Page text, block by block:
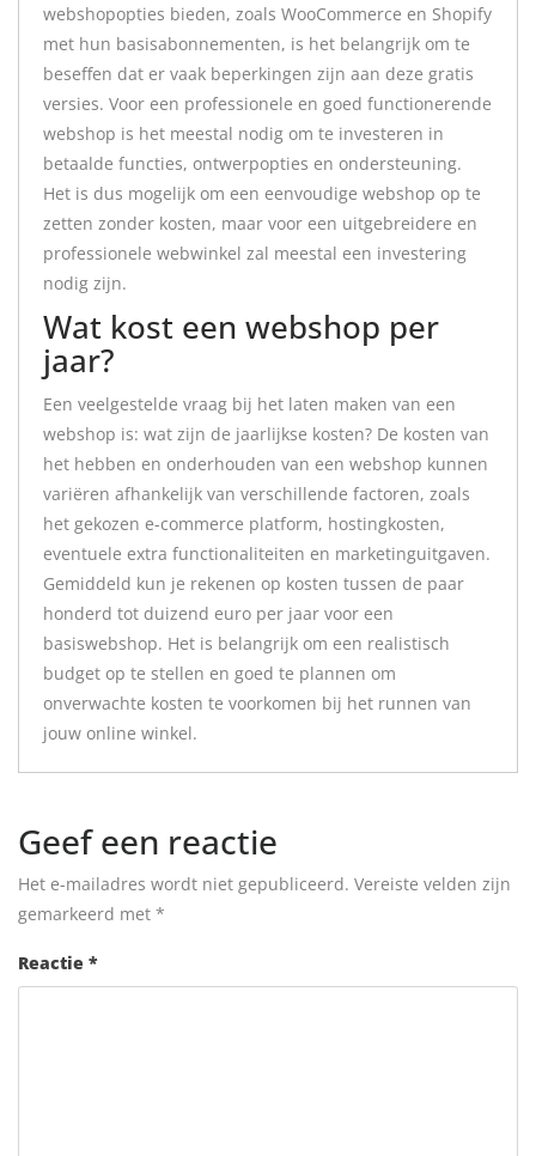
webshopopties bieden, zoals WooCommerce en Shopify
met hun basisabonnementen, is het belangrijk om te
beseffen dat er vaak beperkingen zijn aan deze gratis
versies. Voor een professionele en goed functionerende
webshop is het meestal nodig om te investeren in
betaalde functies, ontwerpopties en ondersteuning.
Het is dus mogelijk om een eenvoudige webshop op te
zetten zonder kosten, maar voor een uitgebreidere en
professionele webwinkel zal meestal een investering
nodig zijn.
Wat kost een webshop per
jaar?
Een veelgestelde vraag bij het laten maken van een
webshop is: wat zijn de jaarlijkse kosten? De kosten van
het hebben en onderhouden van een webshop kunnen
variëren afhankelijk van verschillende factoren, zoals
het gekozen e-commerce platform, hostingkosten,
eventuele extra functionaliteiten en marketinguitgaven.
Gemiddeld kun je rekenen op kosten tussen de paar
honderd tot duizend euro per jaar voor een
basiswebshop. Het is belangrijk om een realistisch
budget op te stellen en goed te plannen om
onverwachte kosten te voorkomen bij het runnen van
jouw online winkel.
Geef een reactie
Het e-mailadres wordt niet gepubliceerd. Vereiste velden zijn
gemarkeerd met *
Reactie *